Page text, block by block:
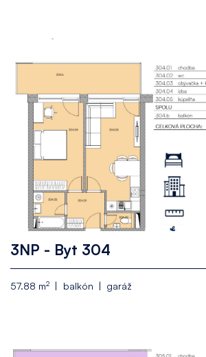
3NP - Byt 304
57.88 m2 balkón garáž